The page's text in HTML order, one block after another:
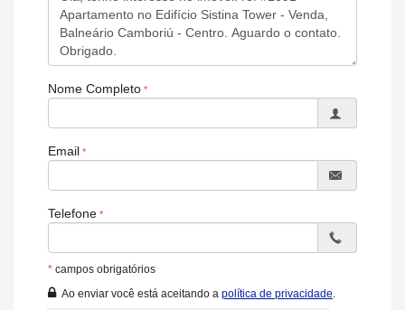
Espaço Fitness
Portaria 24h
Portão Eletrônico
Brinquedoteca
Elevador
Nome Completo
Email
Telefone
* campos obrigatórios
Ao enviar você está aceitando a política de privacidade